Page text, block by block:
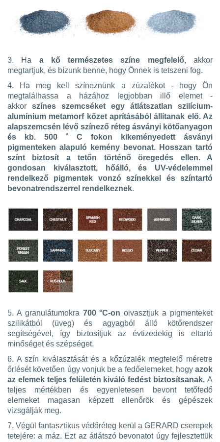
3. Ha a kő természetes színe megfelelő,akkor
megtartjuk, és bízunk benne, hogy Önnek is tetszeni fog.
4. Ha meg kell színeznünk a zúzalékot - hogy Ön
megtalálhassa a házához legjobban illő elemet -
akkor színes szemcséket egy átlátszatlan szilícium-
alumínium metamorf kőzet aprításából állítanak elő. Az
alapszemcsén lévő színező réteg ásványi kötőanyagon
és kb. 500 ˚ C fokon kikeményedett ásványi
pigmenteken alapuló kemény bevonat. Hosszan tartó
színt biztosít a tetőn történő öregedés ellen. A
gondosan kiválasztott, hőálló, és UV-védelemmel
rendelkező pigmentek vonzó színekkel és színtartó
bevonatrendszerrel rendelkeznek.
5. A granulátumokra 700 °C-on olvasztjuk a pigmenteket
szilikátból (üveg) és agyagból álló kötőrendszer
segítségével, így biztosítjuk az évtizedekig is eltartó
minőséget és szépséget.
6. A szín kiválasztását és a kőzúzalék megfelelő méretre
őrlését követően úgy vonjuk be a fedőelemeket, hogy azok
az elemek teljes felületén kiváló fedést biztosítsanak. A
teljes mértékben és egyenletesen bevont tetőfedő
elemeket magasan képzett ellenőrök és gépészek
vizsgálják meg.
7.Végül fantasztikus védőréteg kerül a GERARD cserepek
tetejére: a máz. Ezt az átlátszó bevonatot úgy fejlesztettük